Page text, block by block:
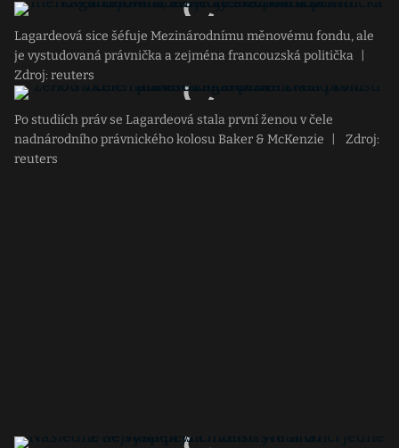
Lagardeová sice šéfuje Mezinárodnímu měnovému fondu, ale
je vystudovaná právnička a zejména francouzská politička
Zdroj: reuters
Po studiích práv se Lagardeová stala první ženou v čele
nadnárodního právnického kolosu Baker & McKenzie
Zdroj:
reuters